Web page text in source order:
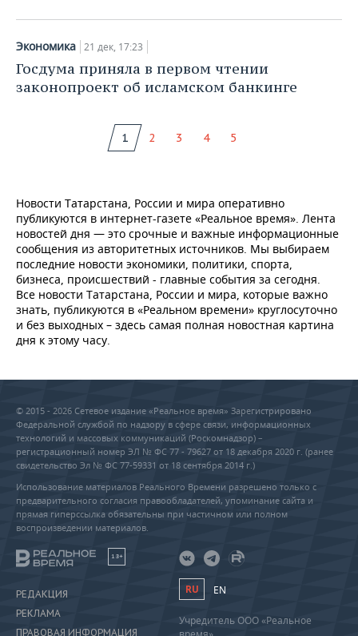
Экономика 21 дек, 17:23
Госдума приняла в первом чтении
законопроект об исламском банкинге
1 2 3 4 5
Новости Татарстана, России и мира оперативно
публикуются в интернет-газете «Реальное время». Лента
новостей дня — это срочные и важные информационные
сообщения из авторитетных источников. Мы выбираем
последние новости экономики, политики, спорта,
бизнеса, происшествий - главные события за сегодня.
Все новости Татарстана, России и мира, которые важно
знать, публикуются в «Реальном времени» круглосуточно
и без выходных – здесь самая полная новостная картина
дня к этому часу.
© 2015 - 2026 Сетевое издание «Реальное время» Зарегистрировано
Федеральной службой по надзору в сфере связи, информационных
технологий и массовых коммуникаций (Роскомнадзор) –
регистрационный номер ЭЛ № ФС 77 - 79627 от 18 декабря 2020 г. (ранее
свидетельство Эл № ФС 77-59331 от 18 сентября 2014 г.)
Использование материалов Реального Времени разрешено только с
предварительного согласия правообладателей, упоминание сайта и
прямая гиперссылка обязательны при частичном или полном
воспроизведении материалов.
18+
РЕДАКЦИЯ
РЕКЛАМА
ПРАВОВАЯ ИНФОРМАЦИЯ
RU EN
Учредитель ООО «Реальное